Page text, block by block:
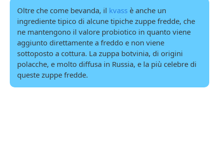
Oltre che come bevanda, il kvass è anche un
ingrediente tipico di alcune tipiche zuppe fredde, che
ne mantengono il valore probiotico in quanto viene
aggiunto direttamente a freddo e non viene
sottoposto a cottura. La zuppa botvinia, di origini
polacche, e molto diffusa in Russia, e la più celebre di
queste zuppe fredde.